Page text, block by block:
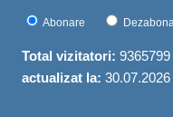
Abonare
Total vizitatori: 9365799
actualizat la: 30.07.2026